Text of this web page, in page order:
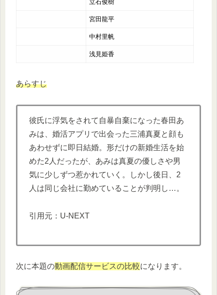
立石俊樹
宮田龍平
中村里帆
浅見姫香
あらすじ
彼氏に浮気をされて自暴自棄になった春田あ
みは、婚活アプリで出会った三浦真夏と顔も
あわせずに即日結婚。形だけの新婚生活を始
めた2人だったが、あみは真夏の優しさや男
気に少しずつ惹かれていく。しかし後日、2
人は同じ会社に勤めていることが判明し…。
引用元：U-NEXT
次に本題の動画配信サービスの比較になります。